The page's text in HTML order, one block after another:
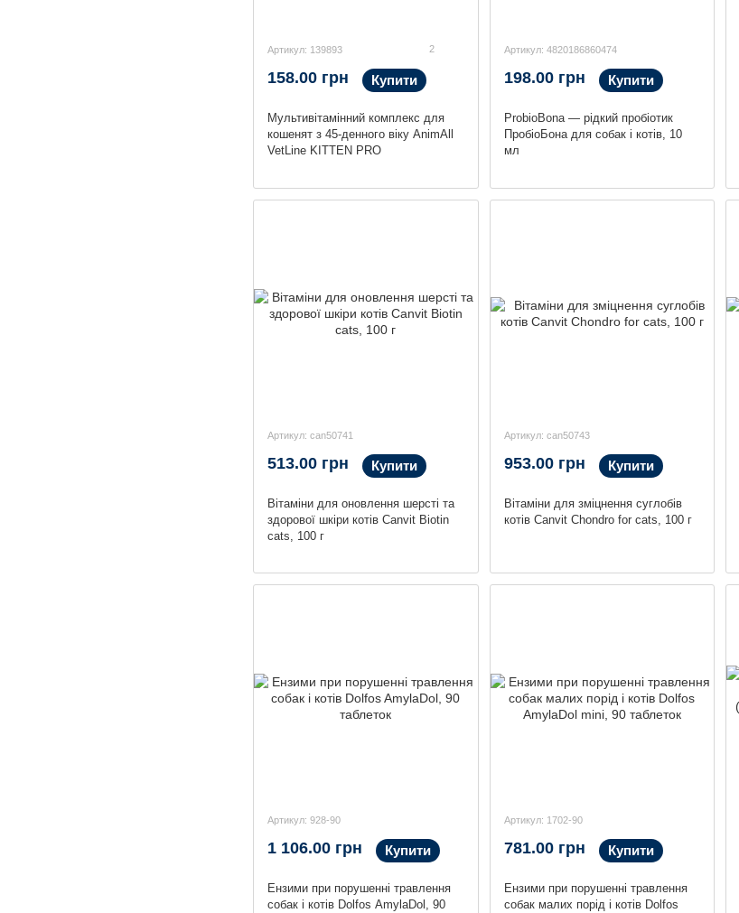
Артикул: 139893 2
Мультивітамінний комплекс для
кошенят з 45-денного віку AnimAll
VetLine KITTEN PRO
158.00 грн Купити
Артикул: 4820186860474
ProbioBona — рідкий пробіотик
ПробіоБона для собак і котів, 10
мл
198.00 грн Купити
Артикул: can50741
Вітаміни для оновлення шерсті та
здорової шкіри котів Canvit Biotin
cats, 100 г
513.00 грн Купити
Артикул: can50743
Вітаміни для зміцнення суглобів
котів Canvit Chondro for cats, 100 г
953.00 грн Купити
Артикул: 928-90
Ензими при порушенні травлення
собак і котів Dolfos AmylaDol, 90
1 106.00 грн Купити
Артикул: 1702-90
Ензими при порушенні травлення
собак малих порід і котів Dolfos
781.00 грн Купити